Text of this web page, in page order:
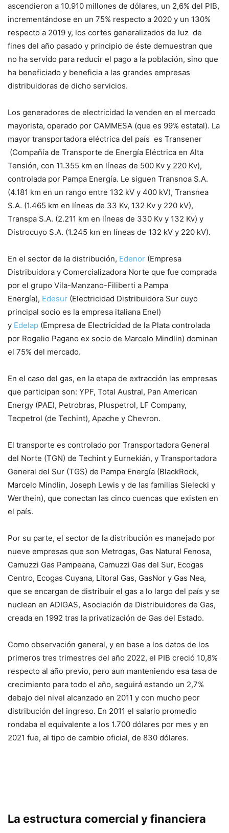
ascendieron a 10.910 millones de dólares, un 2,6% del PIB,
incrementándose en un 75% respecto a 2020 y un 130%
respecto a 2019 y, los cortes generalizados de luz de
fines del año pasado y principio de éste demuestran que
no ha servido para reducir el pago a la población, sino que
ha beneficiado y beneficia a las grandes empresas
distribuidoras de dicho servicios.
Los generadores de electricidad la venden en el mercado
mayorista, operado por CAMMESA (que es 99% estatal). La
mayor transportadora eléctrica del país es Transener
(Compañía de Transporte de Energía Eléctrica en Alta
Tensión, con 11.355 km en líneas de 500 Kv y 220 Kv),
controlada por Pampa Energía. Le siguen Transnoa S.A.
(4.181 km en un rango entre 132 kV y 400 kV), Transnea
S.A. (1.465 km en líneas de 33 Kv, 132 Kv y 220 kV),
Transpa S.A. (2.211 km en líneas de 330 Kv y 132 Kv) y
Distrocuyo S.A. (1.245 km en líneas de 132 kV y 220 kV).
En el sector de la distribución, Edenor (Empresa
Distribuidora y Comercializadora Norte que fue comprada
por el grupo Vila-Manzano-Filiberti a Pampa
Energía), Edesur (Electricidad Distribuidora Sur cuyo
principal socio es la empresa italiana Enel)
y Edelap (Empresa de Electricidad de la Plata controlada
por Rogelio Pagano ex socio de Marcelo Mindlin) dominan
el 75% del mercado.
En el caso del gas, en la etapa de extracción las empresas
que participan son: YPF, Total Austral, Pan American
Energy (PAE), Petrobras, Pluspetrol, LF Company,
Tecpetrol (de Techint), Apache y Chevron.
El transporte es controlado por Transportadora General
del Norte (TGN) de Techint y Eurnekián, y Transportadora
General del Sur (TGS) de Pampa Energía (BlackRock,
Marcelo Mindlin, Joseph Lewis y de las familias Sielecki y
Werthein), que conectan las cinco cuencas que existen en
el país.
Por su parte, el sector de la distribución es manejado por
nueve empresas que son Metrogas, Gas Natural Fenosa,
Camuzzi Gas Pampeana, Camuzzi Gas del Sur, Ecogas
Centro, Ecogas Cuyana, Litoral Gas, GasNor y Gas Nea,
que se encargan de distribuir el gas a lo largo del país y se
nuclean en ADIGAS, Asociación de Distribuidores de Gas,
creada en 1992 tras la privatización de Gas del Estado.
Como observación general, y en base a los datos de los
primeros tres trimestres del año 2022, el PIB creció 10,8%
respecto al año previo, pero aun manteniendo esa tasa de
crecimiento para todo el año, seguirá estando un 2,7%
debajo del nivel alcanzado en 2011 y con mucho peor
distribución del ingreso. En 2011 el salario promedio
rondaba el equivalente a los 1.700 dólares por mes y en
2021 fue, al tipo de cambio oficial, de 830 dólares.
La estructura comercial y financiera